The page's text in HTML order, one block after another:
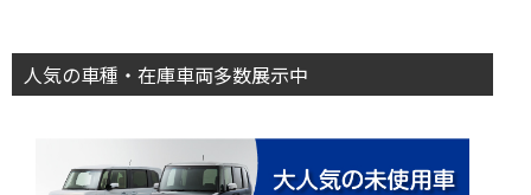
人気の車種・在庫車両多数展示中